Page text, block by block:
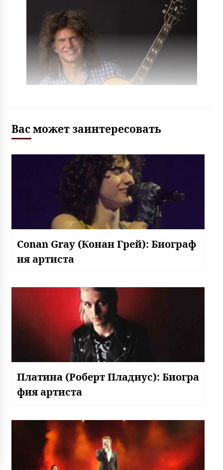
Вас может заинтересовать
Conan Gray (Конан Грей): Биограф
ия артиста
Платина (Роберт Пладиус): Биогра
фия артиста